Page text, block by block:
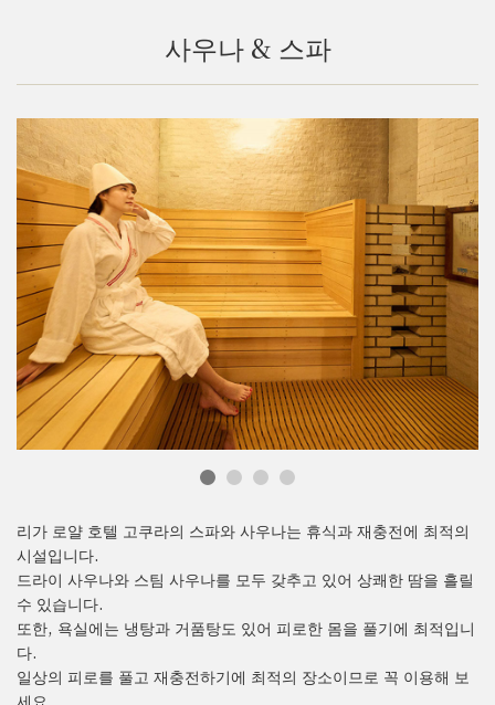
사우나 & 스파
리가 로얄 호텔 고쿠라의 스파와 사우나는 휴식과 재충전에 최적의
시설입니다.
드라이 사우나와 스팀 사우나를 모두 갖추고 있어 상쾌한 땀을 흘릴
수 있습니다.
또한, 욕실에는 냉탕과 거품탕도 있어 피로한 몸을 풀기에 최적입니
다.
일상의 피로를 풀고 재충전하기에 최적의 장소이므로 꼭 이용해 보